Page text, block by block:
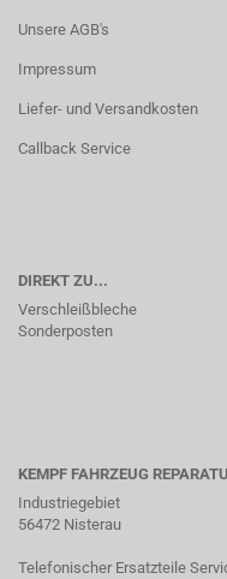
Unsere AGB's
Impressum
Liefer- und Versandkosten
Callback Service
DIREKT ZU...
Verschleißbleche
Sonderposten
KEMPF FAHRZEUG
Industriegebiet
56472 Nisterau
Telefonischer Ersatzteile